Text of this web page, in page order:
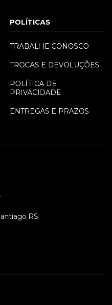
POLÍTICAS
TRABALHE CONOSCO
TROCAS E DEVOLUÇÕES
POLÍTICA DE
PRIVACIDADE
ENTREGAS E PRAZOS
RS